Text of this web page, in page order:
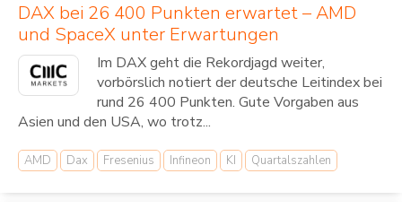
DAX bei 26 400 Punkten erwartet – AMD
und SpaceX unter Erwartungen
Im DAX geht die Rekordjagd weiter,
vorbörslich notiert der deutsche Leitindex bei
rund 26 400 Punkten. Gute Vorgaben aus
Asien und den USA, wo trotz...
AMD Dax Fresenius Infineon KI Quartalszahlen